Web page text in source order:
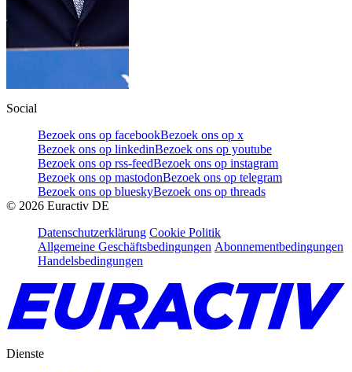
Social
Bezoek ons op facebookBezoek ons op x
Bezoek ons op linkedinBezoek ons op youtube
Bezoek ons op rss-feedBezoek ons op instagram
Bezoek ons op mastodonBezoek ons op telegram
Bezoek ons op blueskyBezoek ons op threads
© 2026 Euractiv DE
Datenschutzerklärung Cookie Politik
Allgemeine Geschäftsbedingungen Abonnementbedingungen
Handelsbedingungen
Dienste